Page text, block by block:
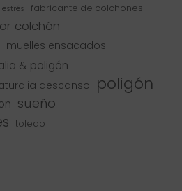
estrés fabricante de colchones
colchón
muelles ensacados
& poligón
descanso poligón
sueño
toledo